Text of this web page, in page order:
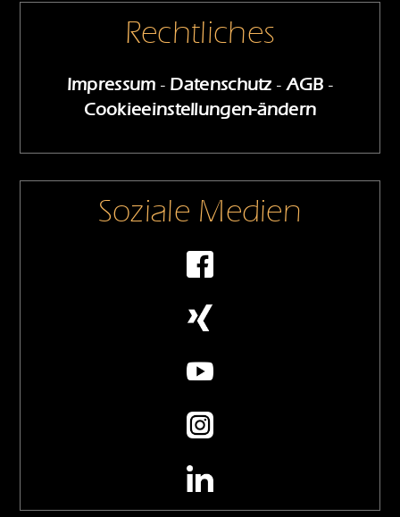
Rechtliches
Impressum - Datenschutz -AGB -
Cookieeinstellungen-ändern
Soziale Medien